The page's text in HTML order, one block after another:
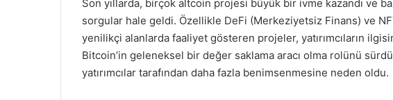
Son yıllarda, birçok altcoin projesi büyük bir ivme kazandı ve
sorgular hale geldi. Özellikle DeFi (Merkeziyetsiz Finans) ve
yenilikçi alanlarda faaliyet gösteren projeler, yatırımcıların
Bitcoin’in geleneksel bir değer saklama aracı olma rolünü
yatırımcılar tarafından daha fazla benimsenmesine neden oldu.